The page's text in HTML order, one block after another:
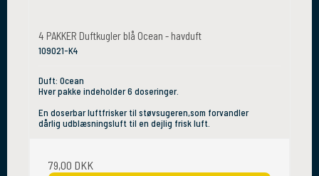
4 PAKKER Duftkugler blå Ocean - havduft
109021-K4
Duft: Ocean
Hver pakke indeholder 6 doseringer.
En doserbar luftfrisker til støvsugeren,som forvandler
dårlig udblæsningsluft til en dejlig frisk luft.
79,00 DKK